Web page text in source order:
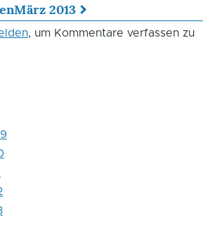
März 2013
, um Kommentare verfassen zu